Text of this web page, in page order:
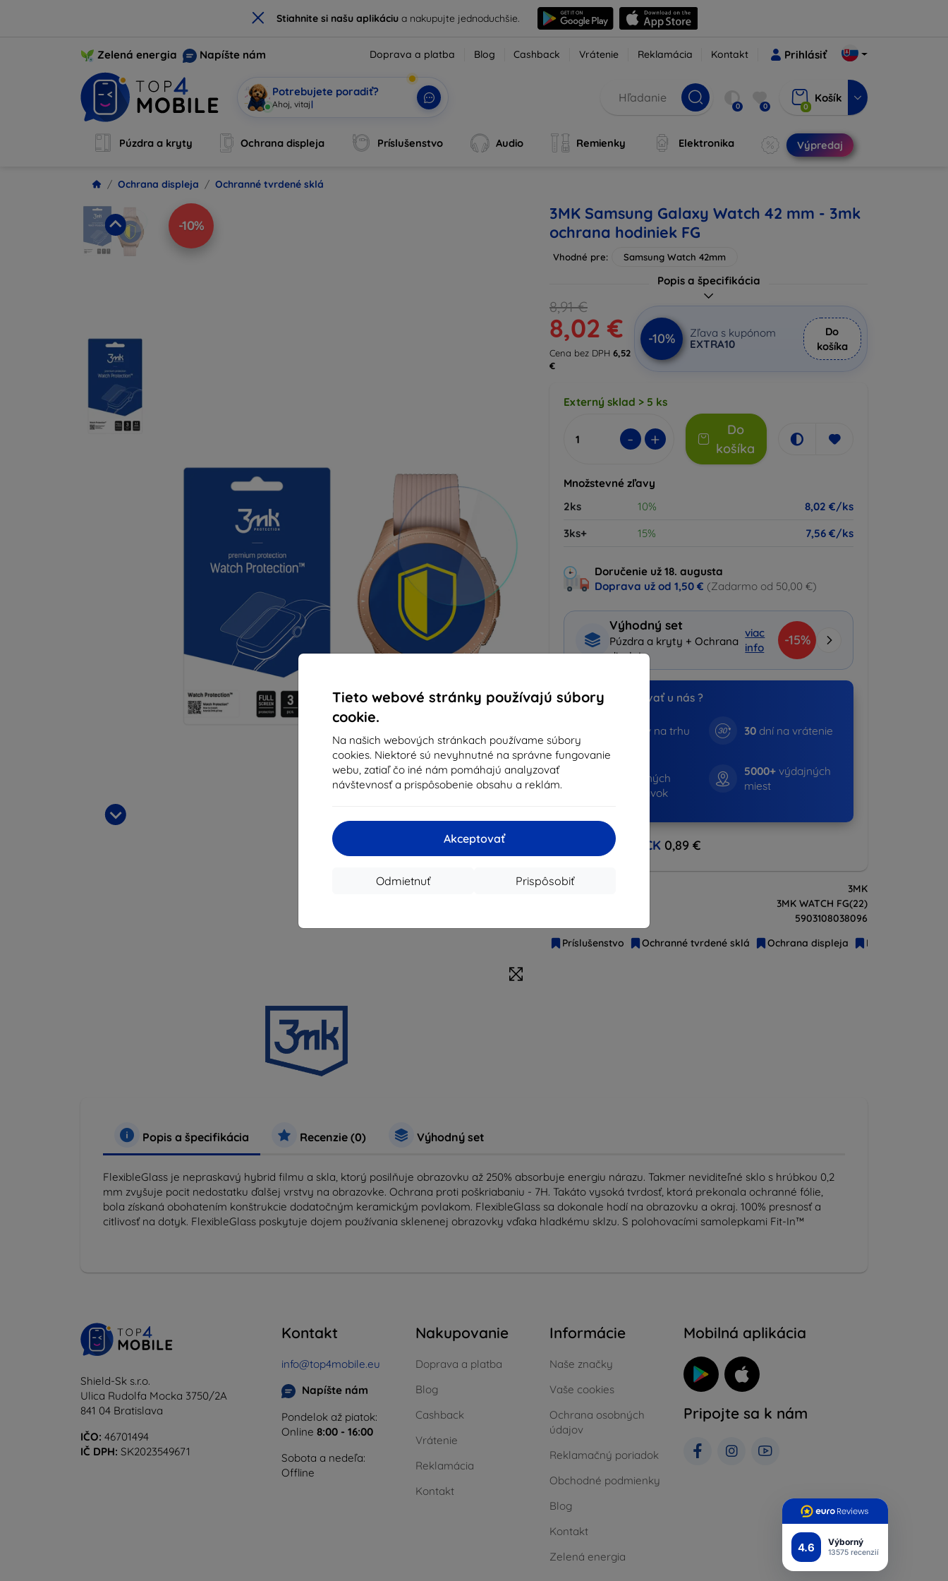
× Stiahnite si našu aplikáciua nakupujte jednoduchšie.
4.6 Výborný
13575 recenzií
Tieto webové stránky používajú súbory
cookie.
Na našich webových stránkach používame súbory
cookies. Niektoré sú nevyhnutné na správne fungovanie
webu, zatiaľ čo iné nám pomáhajú analyzovať
návštevnosť a prispôsobenie obsahu a reklám.
Akceptovať
Prispôsobiť
Odmietnuť
Zelená energia Napíšte nám Doprava a platba Blog Cashback Vrátenie Reklamácia Kontakt Prihlásiť
Potrebujete poradiť?
Som M| 0 0 0
Košík
Púzdra a kryty Ochrana displeja Príslušenstvo Audio Remienky Elektronika Výpredaj
Ochrana displeja Ochranné tvrdené sklá
-10%
3MK Samsung Galaxy Watch 42 mm - 3mk
ochrana hodiniek FG
Vhodné pre: Samsung Watch 42mm
Popis a špecifikácia
8,91 €
8,02 €
Cena bez DPH 6,52
€
-10%
Zľava s kupónom
EXTRA10
Do
košíka
Externý sklad > 5 ks
- +
Do
košíka
Množstevné zľavy
2ks
10%
8,02 €/ks
3ks+
15% 7,56 €/ks
Doručenie už 18. augusta
Doprava už od 1,50 € (Zadarmo od 50,00 €)
Výhodný set
Púzdra a kryty + Ochrana
displeja
viac
info
-15%
Prečo nakupovať u nás ?
rokov na trhu 30dní na vrátenie
vybavených
objednávok
5000+výdajných
miest
CASHBACK 0,89 €
Výrobca
3MK
3MK WATCH FG(22)
5903108038096
Príslušenstvo
Ochranné tvrdené sklá Ochrana displeja Pre smartwatch
Popis a špecifikácia Recenzie (0) Výhodný set
FlexibleGlass je nepraskavý hybrid filmu a skla, ktorý posilňuje obrazovku až 250% absorbuje energiu nárazu. Takmer neviditeľné sklo s hrúbkou 0,2
mm zvyšuje pocit nedostatku ďalšej vrstvy na obrazovke. Ochrana proti poškriabaniu - 7H. Takáto vysoká tvrdosť, ktorá prekonala ochranné fólie,
bola získaná obohatením konštrukcie dodatočným keramickým povlakom. FlexibleGlass sa dokonale hodí na obrazovku a okraj. 100% presnosť a
citlivosť na dotyk. FlexibleGlass poskytuje dojem používania sklenenej obrazovky vďaka hladkému sklzu. S polohovacími samolepkami Fit-In™
Shield-Sk s.r.o.
Ulica Rudolfa Mocka 3750/2A
841 04 Bratislava
IČO: 46701494
IČ DPH: SK2023549671
Kontakt
info@top4mobile.eu
Napíšte nám
Pondelok až piatok:
Online 8:00 - 16:00
Sobota a nedeľa:
Offline
Nakupovanie
Doprava a platba
Blog
Cashback
Vrátenie
Reklamácia
Kontakt
Informácie
Naše značky
Vaše cookies
Ochrana osobných
údajov
Reklamačný poriadok
Obchodné podmienky
Blog
Kontakt
Zelená energia
Mobilná aplikácia
Pripojte sa k nám